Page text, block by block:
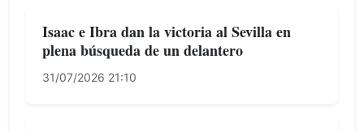
Isaac e Ibra dan la victoria al Sevilla en
plena búsqueda de un delantero
31/07/2026 21:10